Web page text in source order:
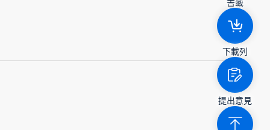
書籤
下載列
提出意見